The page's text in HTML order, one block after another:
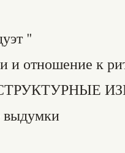
"
и отношение к
выдумки